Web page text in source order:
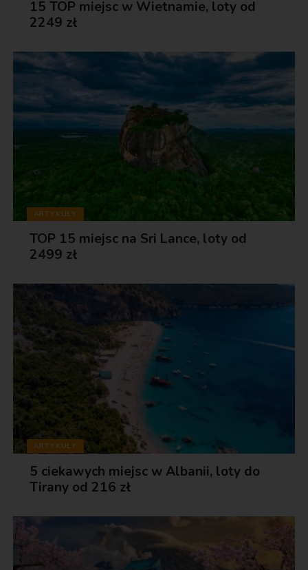
15 TOP miejsc w Wietnamie, loty od
2249 zł
ARTYKUŁY
TOP 15 miejsc na Sri Lance, loty od
2499 zł
ARTYKUŁY
5 ciekawych miejsc w Albanii, loty do
Tirany od 216 zł